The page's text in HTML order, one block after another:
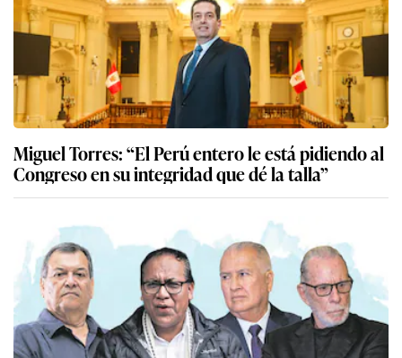
Miguel Torres: “El Perú entero le está pidiendo al
Congreso en su integridad que dé la talla”